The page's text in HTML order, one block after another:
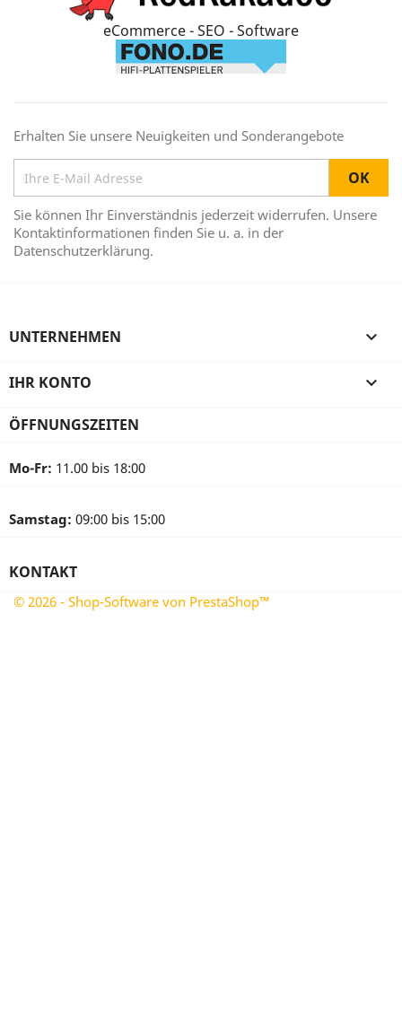
eCommerce - SEO - Software
Erhalten Sie unsere Neuigkeiten und Sonderangebote
Sie können Ihr Einverständnis jederzeit widerrufen. Unsere
Kontaktinformationen finden Sie u. a. in der
Datenschutzerklärung.
UNTERNEHMEN 
IHR KONTO 
ÖFFNUNGSZEITEN
Mo-Fr: 11.00 bis 18:00
Samstag: 09:00 bis 15:00
KONTAKT
© 2026 - Shop-Software von PrestaShop™